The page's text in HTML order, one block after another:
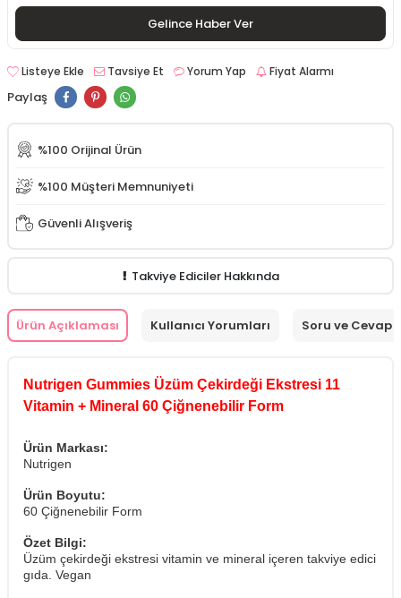
Gelince Haber Ver
Listeye Ekle Tavsiye Et Yorum Yap Fiyat Alarmı
Paylaş
%100 Orijinal Ürün
%100 Müşteri Memnuniyeti
Güvenli Alışveriş
Takviye Ediciler Hakkında
Ürün Açıklaması Kullanıcı Yorumları Soru ve Cevap
Nutrigen Gummies Üzüm Çekirdeği Ekstresi 11
Vitamin + Mineral 60 Çiğnenebilir Form
Ürün Markası:
Nutrigen
Ürün Boyutu:
60 Çiğnenebilir Form
Özet Bilgi:
Üzüm çekirdeği ekstresi vitamin ve mineral içeren takviye edici
gıda. Vegan